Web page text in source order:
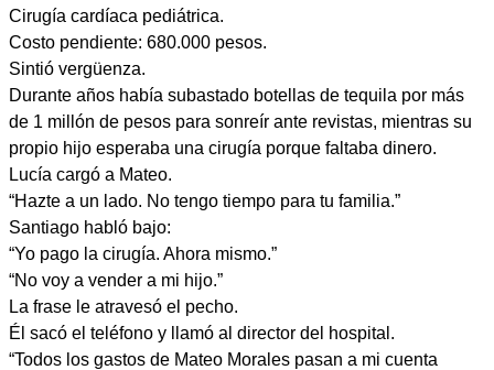
Cirugía cardíaca pediátrica.
Costo pendiente: 680.000 pesos.
Sintió vergüenza.
Durante años había subastado botellas de tequila por más
de 1 millón de pesos para sonreír ante revistas, mientras su
propio hijo esperaba una cirugía porque faltaba dinero.
Lucía cargó a Mateo.
“Hazte a un lado. No tengo tiempo para tu familia.”
Santiago habló bajo:
“Yo pago la cirugía. Ahora mismo.”
“No voy a vender a mi hijo.”
La frase le atravesó el pecho.
Él sacó el teléfono y llamó al director del hospital.
“Todos los gastos de Mateo Morales pasan a mi cuenta